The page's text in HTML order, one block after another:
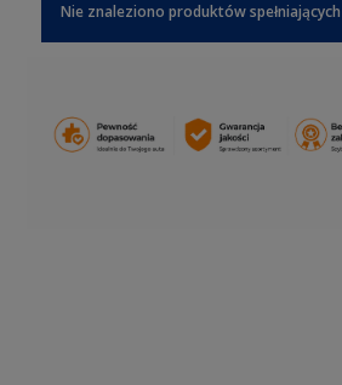
Nie znaleziono produktów